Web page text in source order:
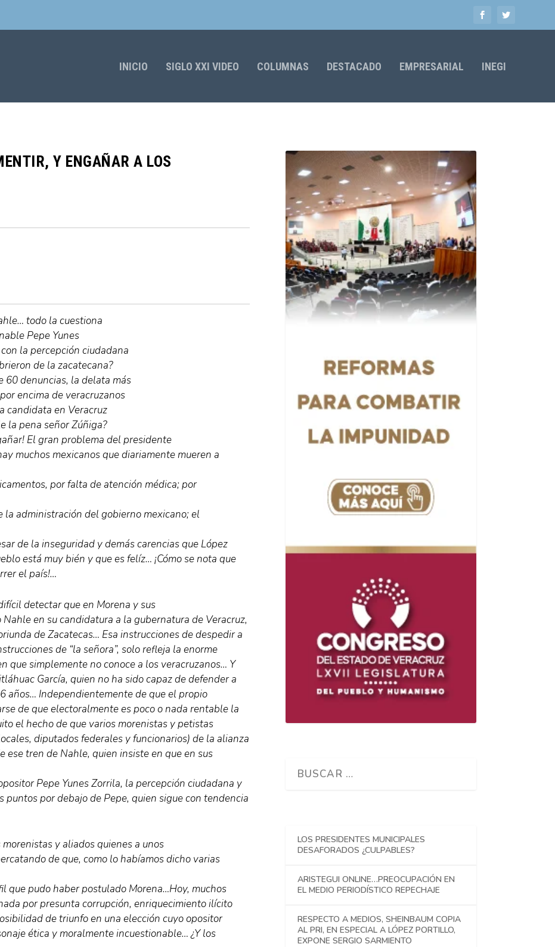
INICIO SIGLO XXI VIDEO COLUMNAS DESTACADO EMPRESARIAL INEGI
Y ENGAÑAR A LOS
todo la cuestiona
Pepe Yunes
la percepción ciudadana
de la zacatecana?
60 denuncias, la delata más
encima de veracruzanos
candidata en Veracruz
la pena señor Zúñiga?
El gran problema del presidente
muchos mexicanos que diariamente mueren a
por falta de atención médica; por
administración del gobierno mexicano; el
de la inseguridad y demás carencias que López
está muy bién y que es felíz… ¡Cómo se nota que
el país!…
detectar que en Morena y sus
en su candidatura a la gubernatura de Veracruz,
de Zacatecas… Esa instrucciones de despedir a
de “la señora”, solo refleja la enorme
que simplemente no conoce a los veracruzanos… Y
García, quien no ha sido capaz de defender a
años… Independientemente de que el propio
de que electoralmente es poco o nada rentable la
el hecho de que varios morenistas y petistas
diputados federales y funcionarios) de la alianza
ese tren de Nahle, quien insiste en que en sus
Pepe Yunes Zorrila, la percepción ciudadana y
puntos por debajo de Pepe, quien sigue con tendencia
y aliados quienes a unos
de que, como lo habíamos dicho varias
que pudo haber postulado Morena…Hoy, muchos
por presunta corrupción, enriquecimiento ilícito
de triunfo en una elección cuyo opositor
ética y moralmente incuestionable… ¿Y los
LOS PRESIDENTES MUNICIPALES
DESAFORADOS ¿CULPABLES?
ARISTEGUI ONLINE…PREOCUPACIÓN EN
EL MEDIO PERIODÍSTICO REPECHAJE
RESPECTO A MEDIOS, SHEINBAUM COPIA
AL PRI, EN ESPECIAL A LÓPEZ PORTILLO,
EXPONE SERGIO SARMIENTO